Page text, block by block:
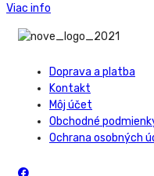
Viac info
Doprava a platba
Kontakt
Môj účet
Obchodné
Ochrana osobných